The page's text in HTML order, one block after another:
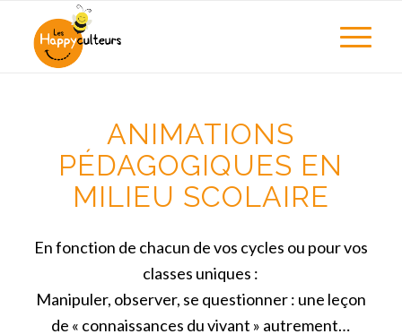
ANIMATIONS
PÉDAGOGIQUES EN
MILIEU SCOLAIRE
En fonction de chacun de vos cycles ou pour vos
classes uniques :
Manipuler, observer, se questionner : une leçon
de « connaissances du vivant » autrement…